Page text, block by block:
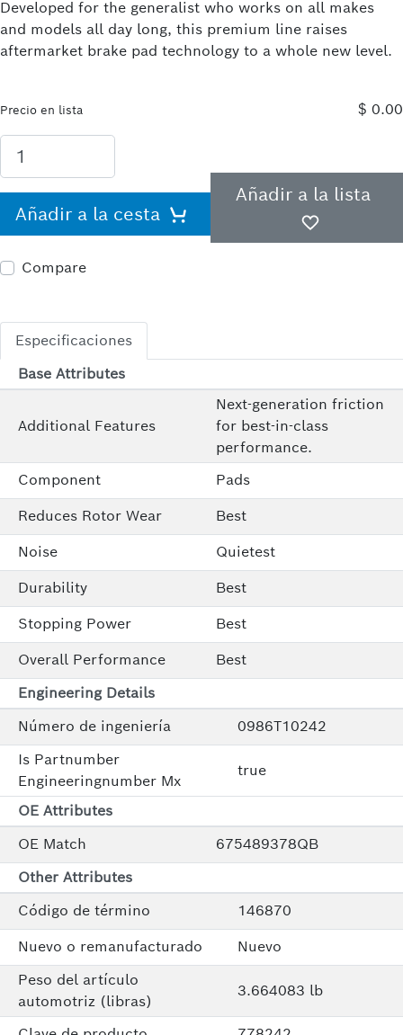
Developed for the generalist who works on all makes
and models all day long, this premium line raises
aftermarket brake pad technology to a whole new level.
Precio en lista $ 0.00
Añadir a la cesta
Añadir a la lista
Compare
Especificaciones
Base Attributes
Additional Features
Next-generation friction
for best-in-class
performance.
Component
Pads
Reduces Rotor Wear
Best
Noise
Quietest
Durability
Best
Stopping Power
Best
Overall Performance
Best
Engineering Details
Número de ingeniería
0986T10242
Is Partnumber
Engineeringnumber Mx
true
OE Attributes
OE Match
675489378QB
Other Attributes
Código de término
146870
Nuevo o remanufacturado
Nuevo
Peso del artículo
automotriz (libras)
3.664083 lb